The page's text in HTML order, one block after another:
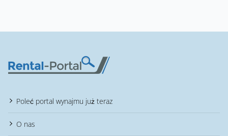
Poleć portal wynajmu już teraz
O nas